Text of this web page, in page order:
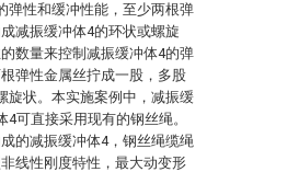
弹性和缓冲性能，至少两根弹
减振缓冲体4的环状或螺旋
数量来控制减振缓冲体4的弹
弹性金属丝拧成一股，多股
旋状。本实施案例中，减振缓
可直接采用现有的钢丝绳。
的减振缓冲体4，钢丝绳缆绳
线性刚度特性，最大动变形